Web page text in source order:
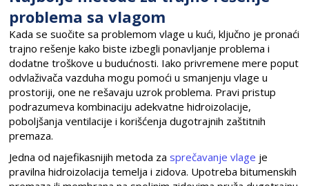
problema sa vlagom
Kada se suočite sa problemom vlage u kući, ključno je pronaći
trajno rešenje kako biste izbegli ponavljanje problema i
dodatne troškove u budućnosti. Iako privremene mere poput
odvlaživača vazduha mogu pomoći u smanjenju vlage u
prostoriji, one ne rešavaju uzrok problema. Pravi pristup
podrazumeva kombinaciju adekvatne hidroizolacije,
poboljšanja ventilacije i korišćenja dugotrajnih zaštitnih
premaza.
Jedna od najefikasnijih metoda zasprečavanje vlage je
pravilna hidroizolacija temelja i zidova. Upotreba bitumenskih